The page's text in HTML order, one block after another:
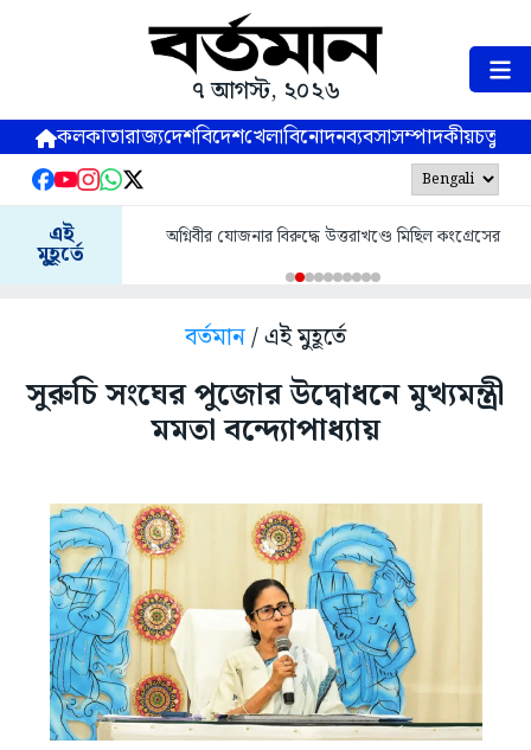
৭ আগস্ট, ২০২৬
কলকাতারাজ্যদেশবিদেশখেলাবিনোদনব্যবসাসম্পাদকীয়
এই
মুহূর্তে
অগ্নিবীর যোজনার বিরুদ্ধে উত্তরাখণ্ডে মিছিল কংগ্রেসের
বর্তমান/ এই মুহূর্তে
সুরুচি সংঘের পুজোর উদ্বোধনে মুখ্যমন্ত্রী
মমতা বন্দ্যোপাধ্যায়